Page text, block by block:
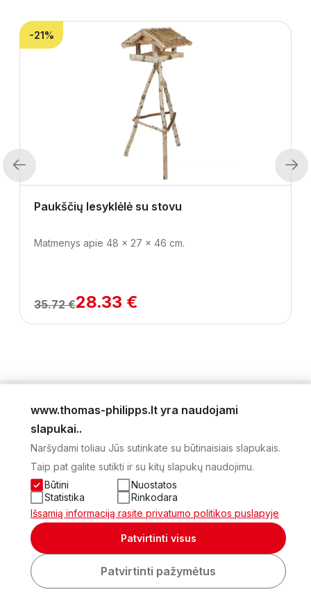
Previous
-21%
Paukščių lesyklėlė su stovu
Matmenys apie 48 x 27 x 46 cm.
35.72 €28.33 €
Next
NAUJIENLAIŠKIS
APIE MUS
KONTAKTAI
PRIVATUMO POLITIKA
SĄSKAITA
2026 Visos teisės saugomos © UAB Thomas Philips Baltex
Sukurta:
www.thomas-philipps.lt yra naudojami
slapukai..
Naršydami toliau Jūs sutinkate su būtinaisiais slapukais.
Taip pat galite sutikti ir su kitų slapukų naudojimu.
Būtini
Nuostatos
Statistika
Rinkodara
Išsamią informaciją rasite privatumo politikos puslapyje
Patvirtinti visus
Patvirtinti pažymėtus